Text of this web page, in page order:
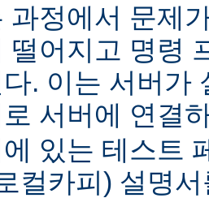
과정에서 문제
떨어지고 명령
. 이는 서버가
서버에 연결
있는 테스트
컬카피) 설명